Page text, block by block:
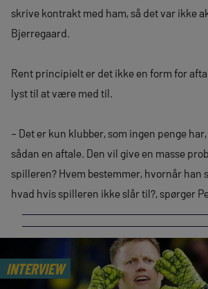
skrive kontrakt med ham, så det var ikke
Bjerregaard.
Rent principielt er det ikke en form for
lyst til at være med til.
– Det er kun klubber, som ingen penge
sådan en aftale. Den vil give en masse
spilleren? Hvem bestemmer, hvornår han
hvad hvis spilleren ikke slår til?, spørger
INTERVIEW